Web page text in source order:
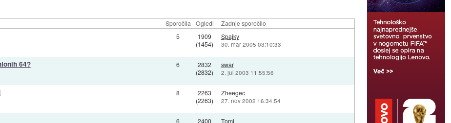
Sporočila Ogledi Zadnje sporočilo
5
1909
(1454)
Spajky
30. mar 2005 03:10:33
64? 6
2832
(2832)
swar
2. jul 2003 11:55:56
8
2263
(2263)
Zheegec
27. nov 2002 16:34:54
6 2400 Tomi